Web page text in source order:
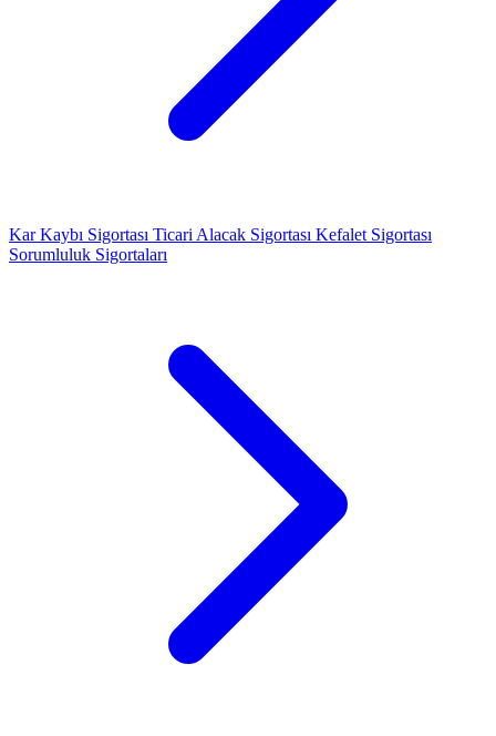
Kar Kaybı Sigortası Ticari Alacak Sigortası Kefalet Sigortası
Sorumluluk Sigortaları